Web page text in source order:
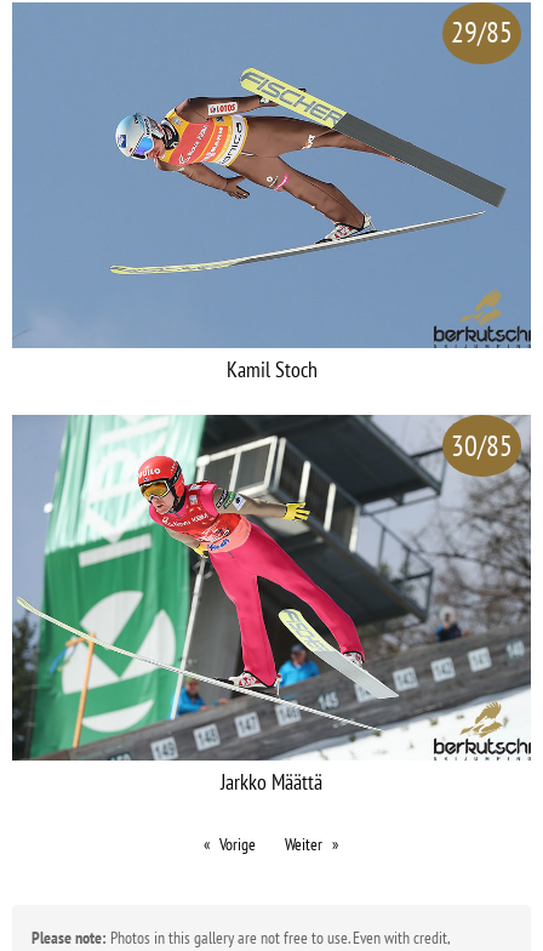
29/85
Kamil Stoch
30/85
Jarkko Määttä
Vorige Weiter
Please note: Photos in this gallery are not free to use. Even with credit,